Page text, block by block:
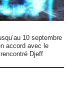
10 septembre
accord avec le
Djeff